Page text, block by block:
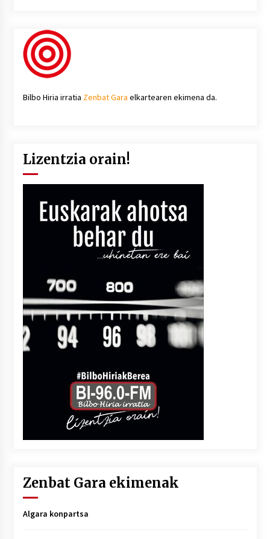
Bilbo Hiria irratia Zenbat Gara elkartearen ekimena da.
Lizentzia orain!
Zenbat Gara ekimenak
Algara konpartsa